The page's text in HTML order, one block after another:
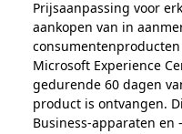
Prijsaanpassing voor
aankopen van in
Microsoft Experience
gedurende 60 dagen
product is ontvangen.
Business-apparaten en